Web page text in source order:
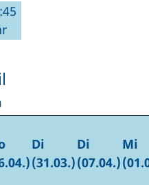
Di
(31.03.)
Di
(07.04.)
Mi